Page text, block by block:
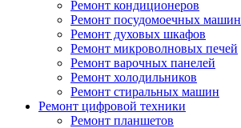
Ремонт кондиционеров
Ремонт посудомоечных машин
Ремонт духовых шкафов
Ремонт микроволновых печей
Ремонт варочных панелей
Ремонт холодильников
Ремонт стиральных машин
Ремонт цифровой техники
Ремонт планшетов